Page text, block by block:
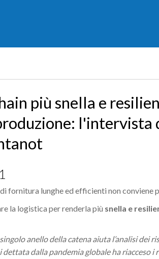
più snella e
l'intervista
fornitura lunghe ed efficienti non conviene
la logistica per renderla più snella e
anello della catena aiuta l’analisi dei
dettata dalla pandemia globale ha